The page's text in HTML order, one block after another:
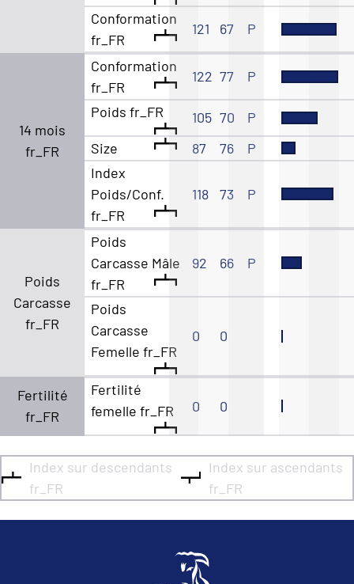
Conformation
fr_FR
121 67 P
14 mois
fr_FR
Conformation
fr_FR
122 77 P
Poids fr_FR 105 70
P
Size
87 76
P
Index
Poids/Conf.
fr_FR
118 73 P
Poids
Carcasse
fr_FR
Poids
Carcasse Mâle
fr_FR
92 66 P
Poids
Carcasse
Femelle fr_FR
0 0
Fertilité
fr_FR
Fertilité
femelle fr_FR
0 0
Index sur descendants
fr_FR
Index sur ascendants
fr_FR